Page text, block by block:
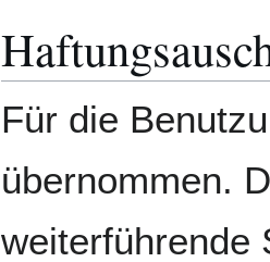
Für die
übernommen.
weiterführende